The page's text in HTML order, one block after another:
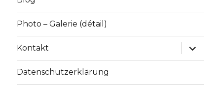
Photo – Galerie (détail)
Kontakt
Datenschutzerklärung